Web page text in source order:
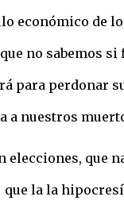
económico de
no sabemos
para perdonar
a nuestros
elecciones, que
que la la